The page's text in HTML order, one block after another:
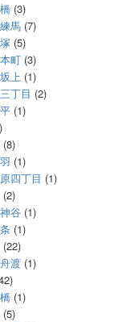
(3)
馬(7)
(5)
町(3)
上(1)
丁目 (2)
(1)
(8)
(1)
四丁目 (1)
(2)
谷(1)
(1)
(22)
渡(1)
(1)
(5)